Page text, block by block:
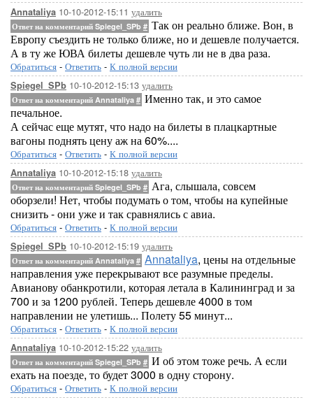
Annataliya 10-10-2012-15:11 удалить
Ответ на комментарий Spiegel_SPb # Так он реально ближе. Вон, в
Европу съездить не только ближе, но и дешевле получается.
А в ту же ЮВА билеты дешевле чуть ли не в два раза.
Обратиться - Ответить - К полной версии
Spiegel_SPb 10-10-2012-15:13 удалить
Ответ на комментарий Annataliya # Именно так, и это самое
печальное.
А сейчас еще мутят, что надо на билеты в плацкартные
вагоны поднять цену аж на 60%....
Обратиться - Ответить - К полной версии
Annataliya 10-10-2012-15:18 удалить
Ответ на комментарий Spiegel_SPb # Ага, слышала, совсем
оборзели! Нет, чтобы подумать о том, чтобы на купейные
снизить - они уже и так сравнялись с авиа.
Обратиться - Ответить - К полной версии
Spiegel_SPb 10-10-2012-15:19 удалить
Ответ на комментарий Annataliya # Annataliya, цены на отдельные
направления уже перекрывают все разумные пределы.
Авианову обанкротили, которая летала в Калининград и за
700 и за 1200 рублей. Теперь дешевле 4000 в том
направлении не улетишь... Полету 55 минут...
Обратиться - Ответить - К полной версии
Annataliya 10-10-2012-15:22 удалить
Ответ на комментарий Spiegel_SPb # И об этом тоже речь. А если
ехать на поезде, то будет 3000 в одну сторону.
Обратиться - Ответить - К полной версии